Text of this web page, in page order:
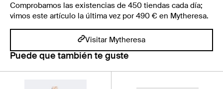
Comprobamos las existencias de 450 tiendas cada día;
vimos este artículo la última vez por 490 € en Mytheresa.
Visitar Mytheresa
Puede que también te guste